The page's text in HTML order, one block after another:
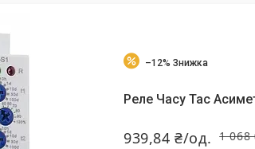
–12%
Реле Часу Tac
1 068
939,84 ₴/од.